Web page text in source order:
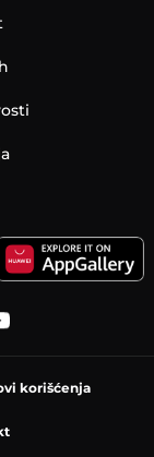
korišćenja